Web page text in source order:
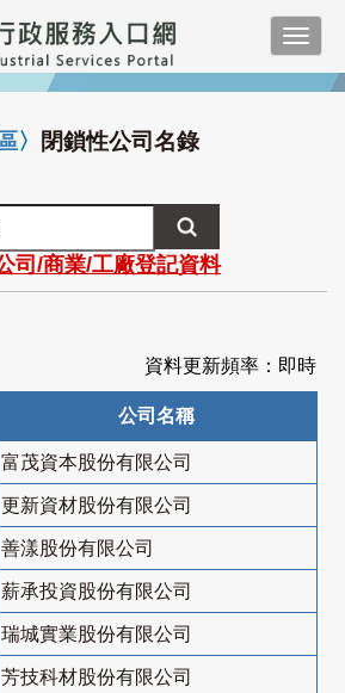
〉 閉鎖性公司名錄
司/商業/工廠登記資料
資料更新頻率：即時
公司名稱
富茂資本股份有限公司
更新資材股份有限公司
善漾股份有限公司
薪承投資股份有限公司
瑞城實業股份有限公司
芳技科材股份有限公司